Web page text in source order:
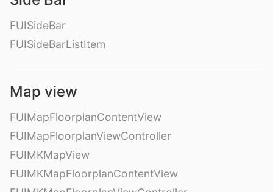
FUISideBar
FUISideBarListItem
Map view
FUIMapFloorplanContentView
FUIMapFloorplanViewController
FUIMKMapView
FUIMKMapFloorplanContentView